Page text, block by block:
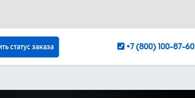
статус заказа +7 (800) 100-87-60